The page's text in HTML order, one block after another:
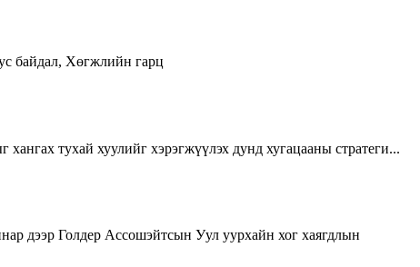
байдал, Хөгжлийн гарц
тухай хуулийг хэрэгжүүлэх дунд хугацааны стратеги...
дээр Голдер Ассошэйтсын Уул уурхайн хог хаягдлын